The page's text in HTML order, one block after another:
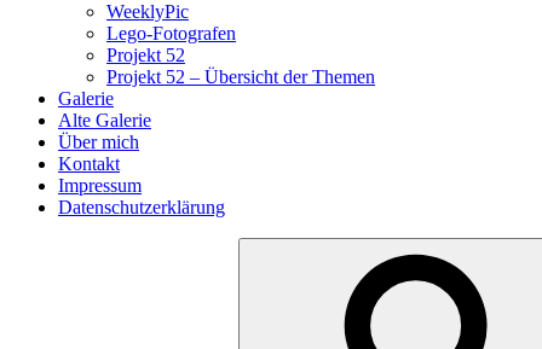
WeeklyPic
Lego-Fotografen
Projekt 52
Projekt 52 – Übersicht der Themen
Galerie
Alte Galerie
Über mich
Kontakt
Impressum
Datenschutzerklärung